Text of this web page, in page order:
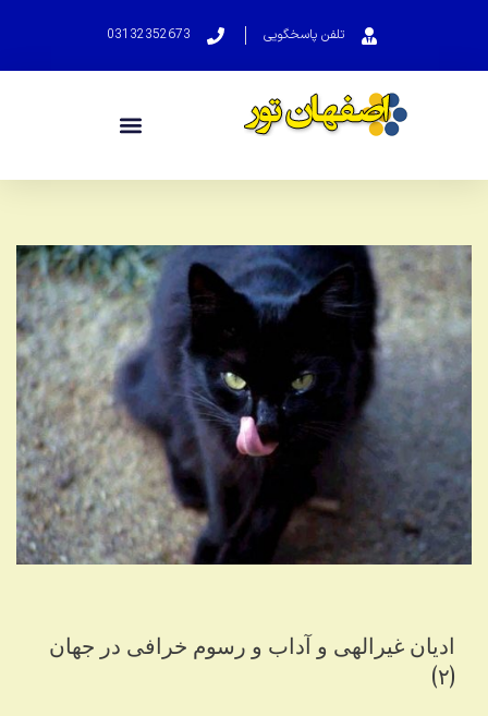
تلفن پاسخگویی 03132352673
ادیان غیرالهی و آداب و رسوم خرافی در جهان
(۲)